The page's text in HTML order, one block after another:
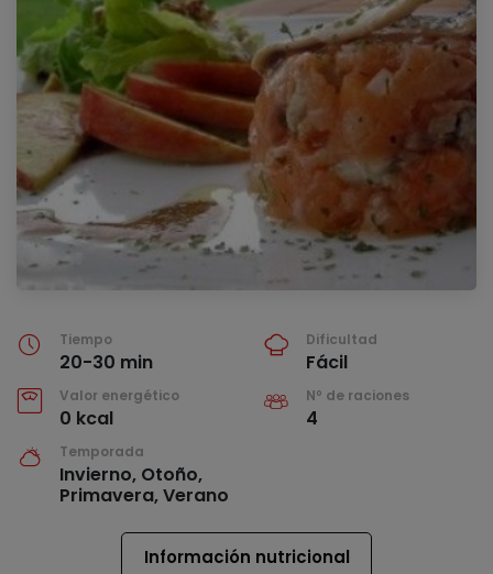
Tiempo
20-30 min
Dificultad
Fácil
Valor energético
0 kcal
Nº de raciones
4
Temporada
Invierno, Otoño,
Primavera, Verano
Información nutricional